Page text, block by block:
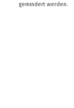
gemindert werden.